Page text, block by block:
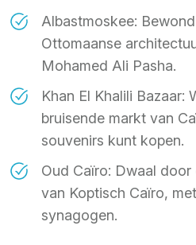
Albastmoskee:
Ottomaanse
Mohamed Ali Pasha.
Khan El Khalili Bazaar:
bruisende markt van
souvenirs kunt kopen.
Oud Caïro: Dwaal
van Koptisch Caïro,
synagogen.